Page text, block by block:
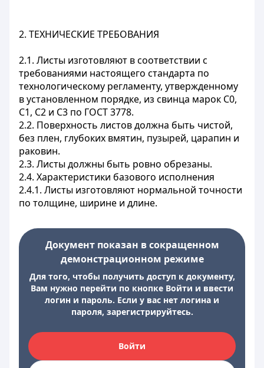
2. ТЕХНИЧЕСКИЕ ТРЕБОВАНИЯ
2.1. Листы изготовляют в соответствии с
требованиями настоящего стандарта по
технологическому регламенту, утвержденному
в установленном порядке, из свинца марок С0,
C1, C2 и С3 по ГОСТ 3778.
2.2. Поверхность листов должна быть чистой,
без плен, глубоких вмятин, пузырей, царапин и
раковин.
2.3. Листы должны быть ровно обрезаны.
2.4. Характеристики базового исполнения
2.4.1. Листы изготовляют нормальной точности
по толщине, ширине и длине.
Документ показан в сокращенном
демонстрационном режиме
Для того, чтобы получить доступ к документу,
Вам нужно перейти по кнопке Войти и ввести
логин и пароль. Если у вас нет логина и
пароля, зарегистрируйтесь.
Войти